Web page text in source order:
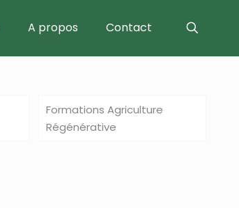
A propos Contact
Formations Agriculture
Régénérative